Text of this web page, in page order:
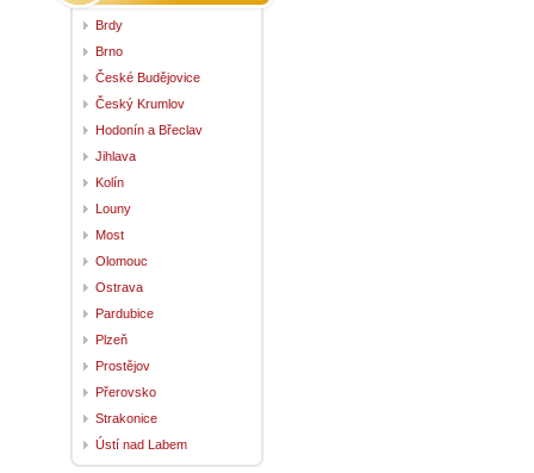
Brdy
Brno
České Budějovice
Český Krumlov
Hodonín a Břeclav
Jihlava
Kolín
Louny
Most
Olomouc
Ostrava
Pardubice
Plzeň
Prostějov
Přerovsko
Strakonice
Ústí nad Labem